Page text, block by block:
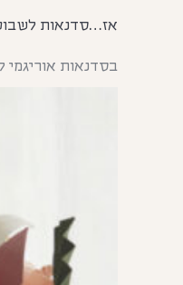
אז…סדנאות
בסדנאות אוריגמי